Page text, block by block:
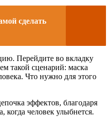
сделать
Перейдите во вкладку
такой сценарий: маска
Что нужно для этого
эффектов, благодаря
когда человек улыбнется.